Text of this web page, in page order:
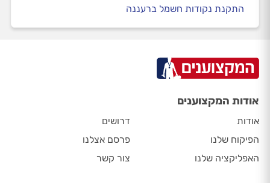
התקנת נקודות חשמל ברעננה
אודות המקצוענים
אודות
הפיקוח שלנו
האפליקציה שלנו
דרושים
פרסם אצלנו
צור קשר